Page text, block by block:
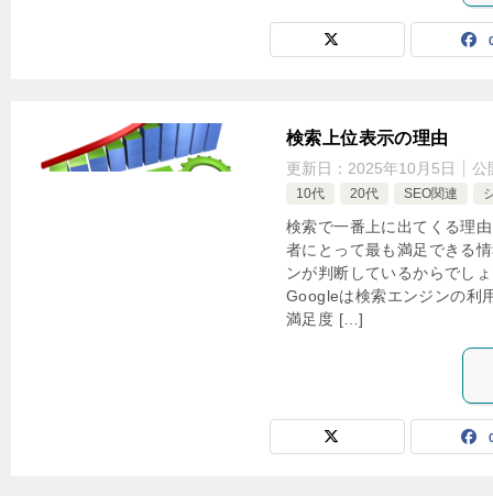
検索上位表示の理由
更新日： 2025年10月5日 公
10代 20代 SEO関連
検索で一番上に出てくる理
者にとって最も満足できる
ンが判断しているからでし
Googleは検索エンジンの利
満足度 […]